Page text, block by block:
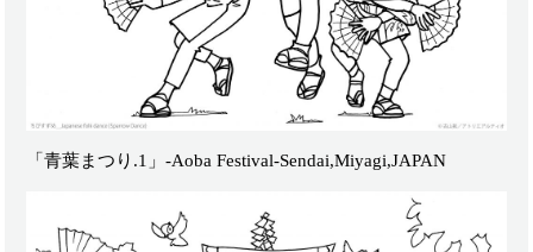
「青葉まつり.1」-Aoba Festival-Sendai,Miyagi,JAPAN